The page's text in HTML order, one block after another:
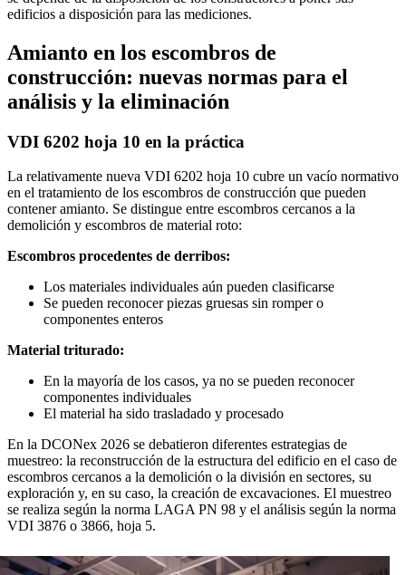
edificios a disposición para las mediciones.
Amianto en los escombros de
construcción: nuevas normas para el
análisis y la eliminación
VDI 6202 hoja 10 en la práctica
La relativamente nueva VDI 6202 hoja 10 cubre un vacío normativo
en el tratamiento de los escombros de construcción que pueden
contener amianto. Se distingue entre escombros cercanos a la
demolición y escombros de material roto:
Escombros procedentes de derribos:
Los materiales individuales aún pueden clasificarse
Se pueden reconocer piezas gruesas sin romper o
componentes enteros
Material triturado:
En la mayoría de los casos, ya no se pueden reconocer
componentes individuales
El material ha sido trasladado y procesado
En la DCONex 2026 se debatieron diferentes estrategias de
muestreo: la reconstrucción de la estructura del edificio en el caso de
escombros cercanos a la demolición o la división en sectores, su
exploración y, en su caso, la creación de excavaciones. El muestreo
se realiza según la norma LAGA PN 98 y el análisis según la norma
VDI 3876 o 3866, hoja 5.